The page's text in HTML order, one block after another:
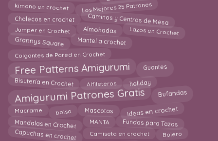
kimono en crochet Los Mejores 25 Patrones
Chalecos en crochet Caminos y Centros de Mesa
Jumper en Crochet Almohadas Lazos en Crochet
Grannys Square Mantel a crochet
Colgantes de Pared en Crochet
Free Patterns Amigurumi Guantes
Bisutería en Crochet Alfileteros holiday
Amigurumi Patrones Gratis Bufandas
Macrame bolso Mascotas Ideas en crochet
Mandalas en Crochet MANTA Fundas para Tazas
Capuchas en crochet Camiseta en crochet Bolero